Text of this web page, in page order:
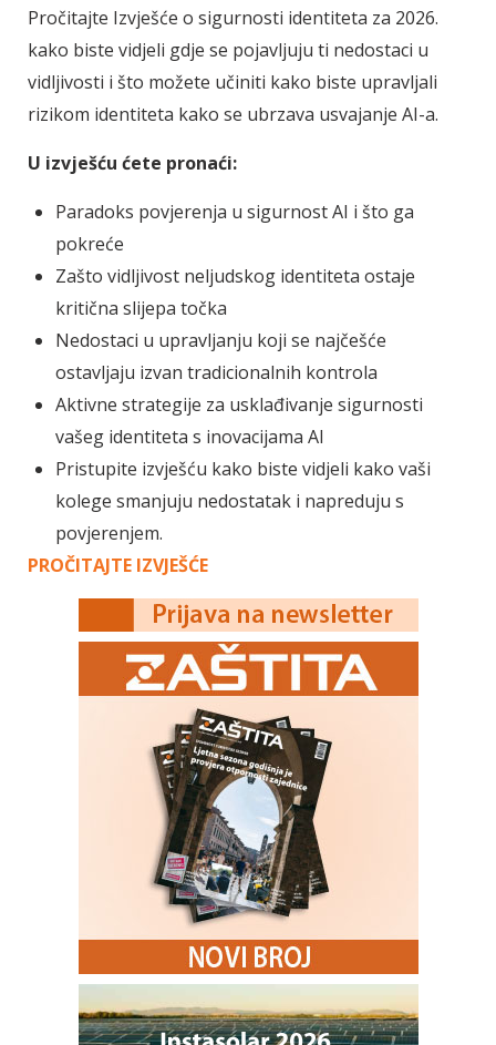
Pročitajte Izvješće o sigurnosti identiteta za 2026.
kako biste vidjeli gdje se pojavljuju ti nedostaci u
vidljivosti i što možete učiniti kako biste upravljali
rizikom identiteta kako se ubrzava usvajanje AI-a.
U izvješću ćete pronaći:
Paradoks povjerenja u sigurnost AI i što ga
pokreće
Zašto vidljivost neljudskog identiteta ostaje
kritična slijepa točka
Nedostaci u upravljanju koji se najčešće
ostavljaju izvan tradicionalnih kontrola
Aktivne strategije za usklađivanje sigurnosti
vašeg identiteta s inovacijama AI
Pristupite izvješću kako biste vidjeli kako vaši
kolege smanjuju nedostatak i napreduju s
povjerenjem.
PROČITAJTE IZVJEŠĆE